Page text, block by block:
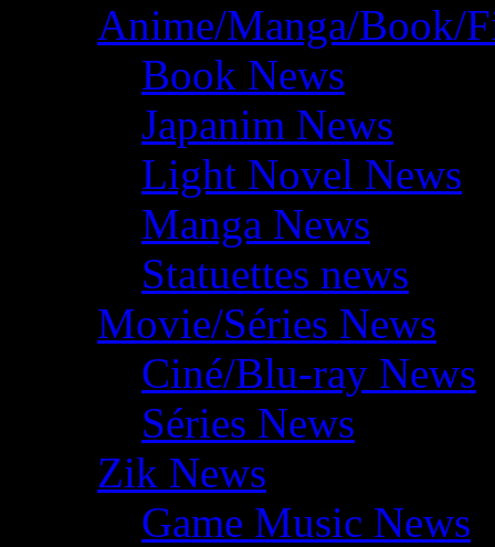
Anime/Manga/Book/
Book News
Japanim News
Light Novel News
Manga News
Statuettes news
Movie/Séries News
Ciné/Blu-ray News
Séries News
Zik News
Game Music News